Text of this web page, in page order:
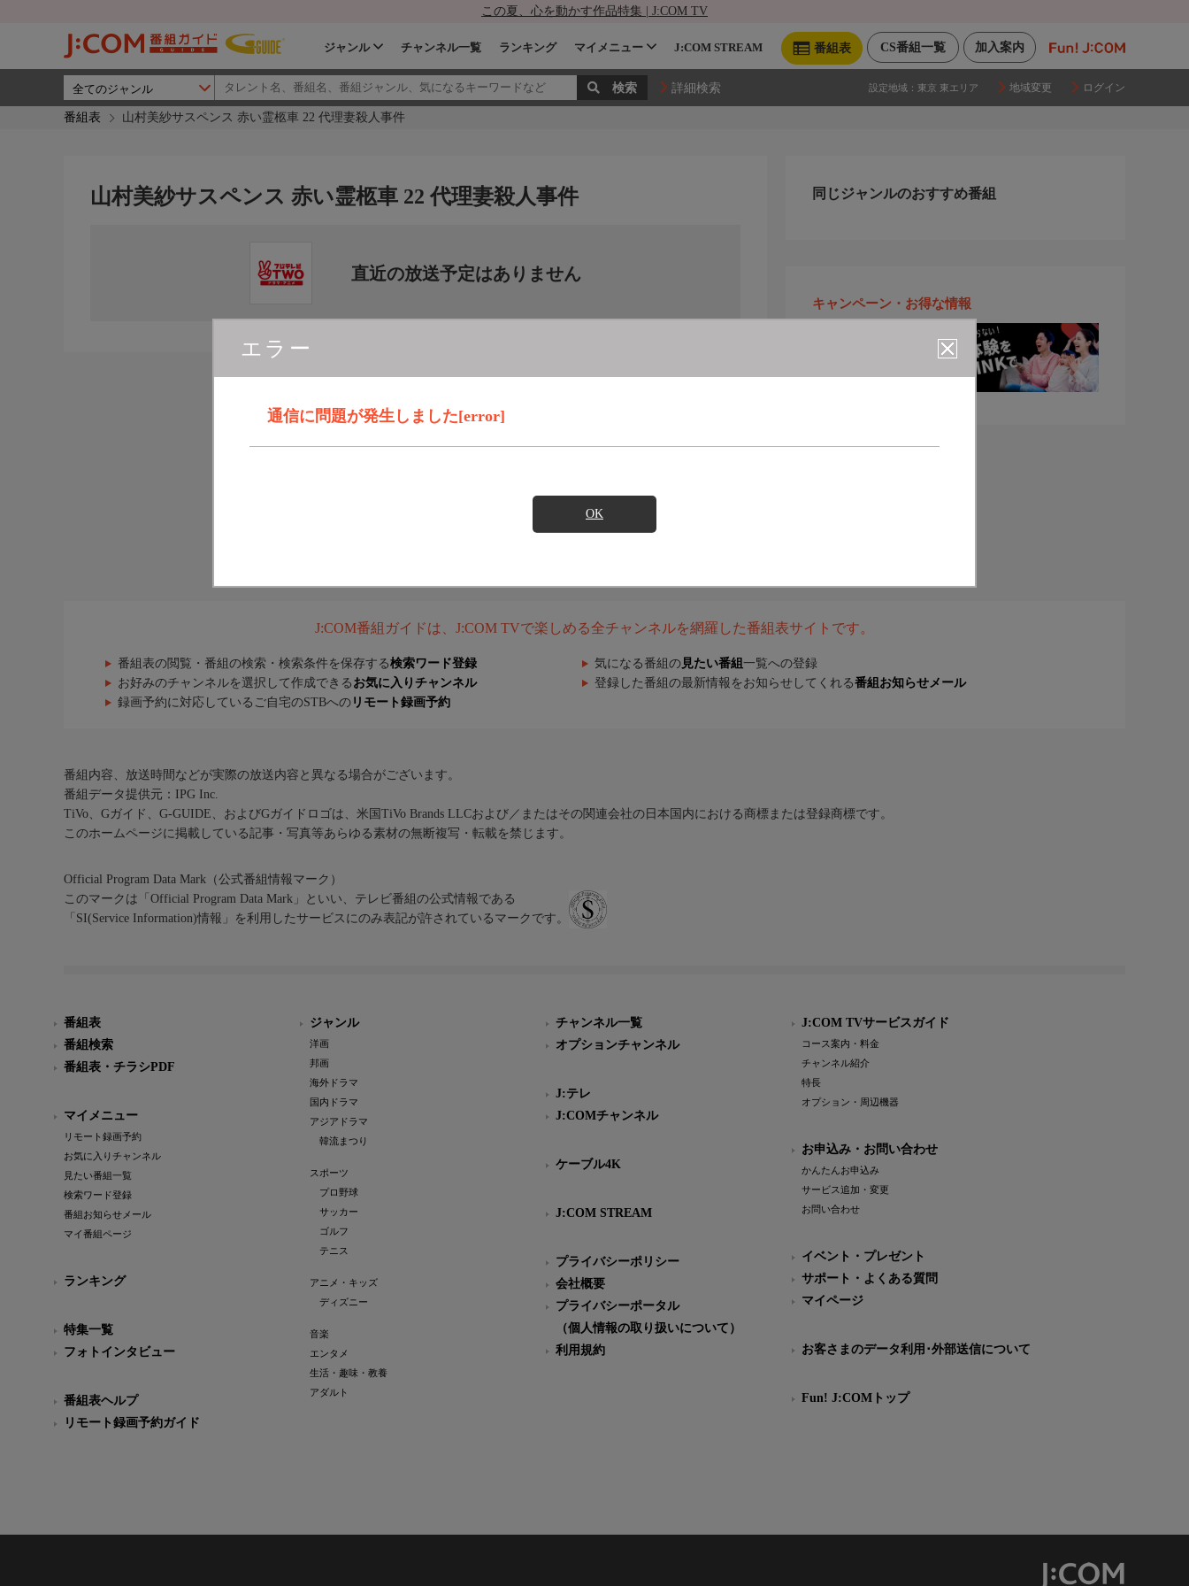
この夏、心を動かす作品特集 | J:COM TV
加入案内
CS番組一覧
番組表
ジャンル チャンネル一覧 ランキング マイメニュー J:COM STREAM
詳細検索 設定地域： 東京 東エリア 地域変更 ログイン
番組表 山村美紗サスペンス 赤い霊柩車 22 代理妻殺人事件
エラー
通信に問題が発生しました[error]
OK
山村美紗サスペンス 赤い霊柩車 22 代理妻殺人事件
直近の放送予定はありません
同じジャンルのおすすめ番組
キャンペーン・お得な情報
J:COM番組ガイドは、J:COM TVで楽しめる全チャンネルを網羅した番組表サイトです。
番組表の閲覧・番組の検索・検索条件を保存する検索ワード登録 気になる番組の 見たい番組 一覧への登録
お好みのチャンネルを選択して作成できる お気に入りチャンネル 登録した番組の最新情報をお知らせしてくれる番組お知らせメール
録画予約に対応しているご自宅のSTBへの リモート録画予約
番組内容、放送時間などが実際の放送内容と異なる場合がございます。
番組データ提供元：IPG Inc.
TiVo、Gガイド、G-GUIDE、およびGガイドロゴは、米国TiVo Brands LLCおよび／またはその関連会社の日本国内における商標または登録商標です。
このホームページに掲載している記事・写真等あらゆる素材の無断複写・転載を禁じます。
Official Program Data Mark（公式番組情報マーク）
このマークは「Official Program Data Mark」といい、テレビ番組の公式情報である
「SI(Service Information)情報」を利用したサービスにのみ表記が許されているマークです。
番組表
番組検索
番組表・チラシPDF
マイメニュー
リモート録画予約
お気に入りチャンネル
見たい番組一覧
検索ワード登録
番組お知らせメール
マイ番組ページ
ランキング
特集一覧
フォトインタビュー
番組表ヘルプ
リモート録画予約ガイド
ジャンル
洋画
邦画
海外ドラマ
国内ドラマ
アジアドラマ
韓流まつり
スポーツ
プロ野球
サッカー
ゴルフ
テニス
アニメ・キッズ
ディズニー
音楽
エンタメ
生活・趣味・教養
アダルト
チャンネル一覧
オプションチャンネル
J:テレ
J:COMチャンネル
ケーブル4K
J:COM STREAM
プライバシーポリシー
会社概要
プライバシーポータル
（個人情報の取り扱いについて）
利用規約
J:COM TVサービスガイド
コース案内・料金
チャンネル紹介
特長
オプション・周辺機器
お申込み・お問い合わせ
かんたんお申込み
サービス追加・変更
お問い合わせ
イベント・プレゼント
サポート・よくある質問
マイページ
お客さまのデータ利用･外部送信について
Fun! J:COMトップ